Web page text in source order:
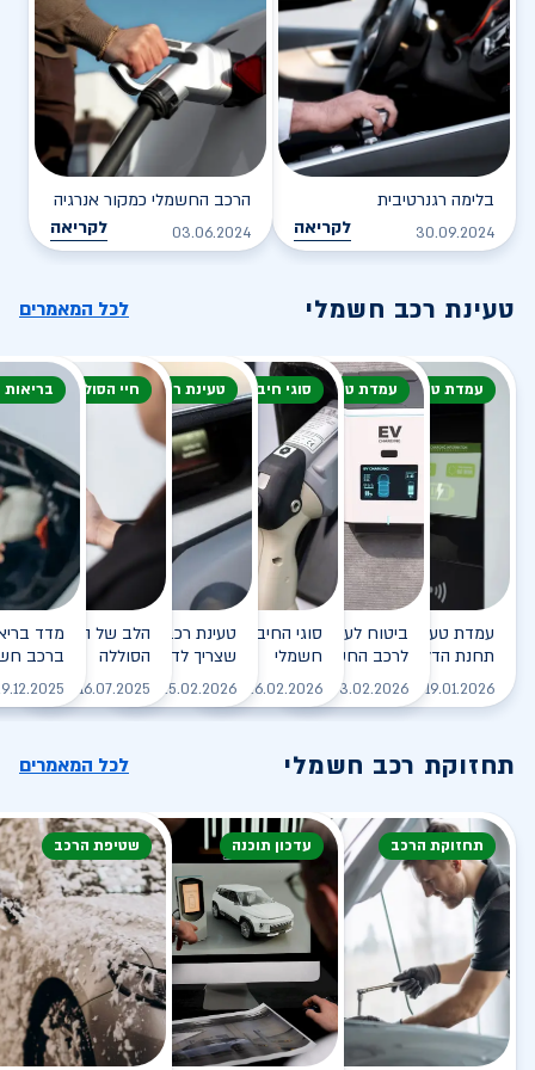
בלימה רגנרטיבית
30.09.2024 לקריאה
הרכב החשמלי כמקור אנרגיה
03.06.2024 לקריאה
טעינת רכב חשמלי לכל המאמרים
עמדת טעינה
עמדת טעינה - הסוף של
תחנת הדלק?
19.01.2026 לקריאה
עמדת טעינה
ביטוח לעמדת טעינה ביתית
לרכב החשמלי
03.02.2026 לקריאה
סוגי חיבור
סוגי החיבורים לטעינת רכב
חשמלי
26.02.2026 לקריאה
טעינת רכב חשמלי
טעינת רכב חשמלי - כל מה
שצריך לדעת
25.02.2026 לקריאה
חיי הסוללה
הלב של הרכב
הסוללה
16.07.2025
ברכב
תחזוקת רכב חשמלי לכל המאמרים
תחזוקת הרכב עדכון תוכנה שטיפת הרכב